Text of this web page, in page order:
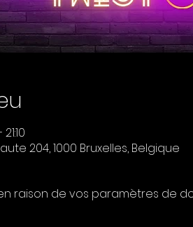
204, 1000 Bruxelles, Belgique
raison de vos paramètres de